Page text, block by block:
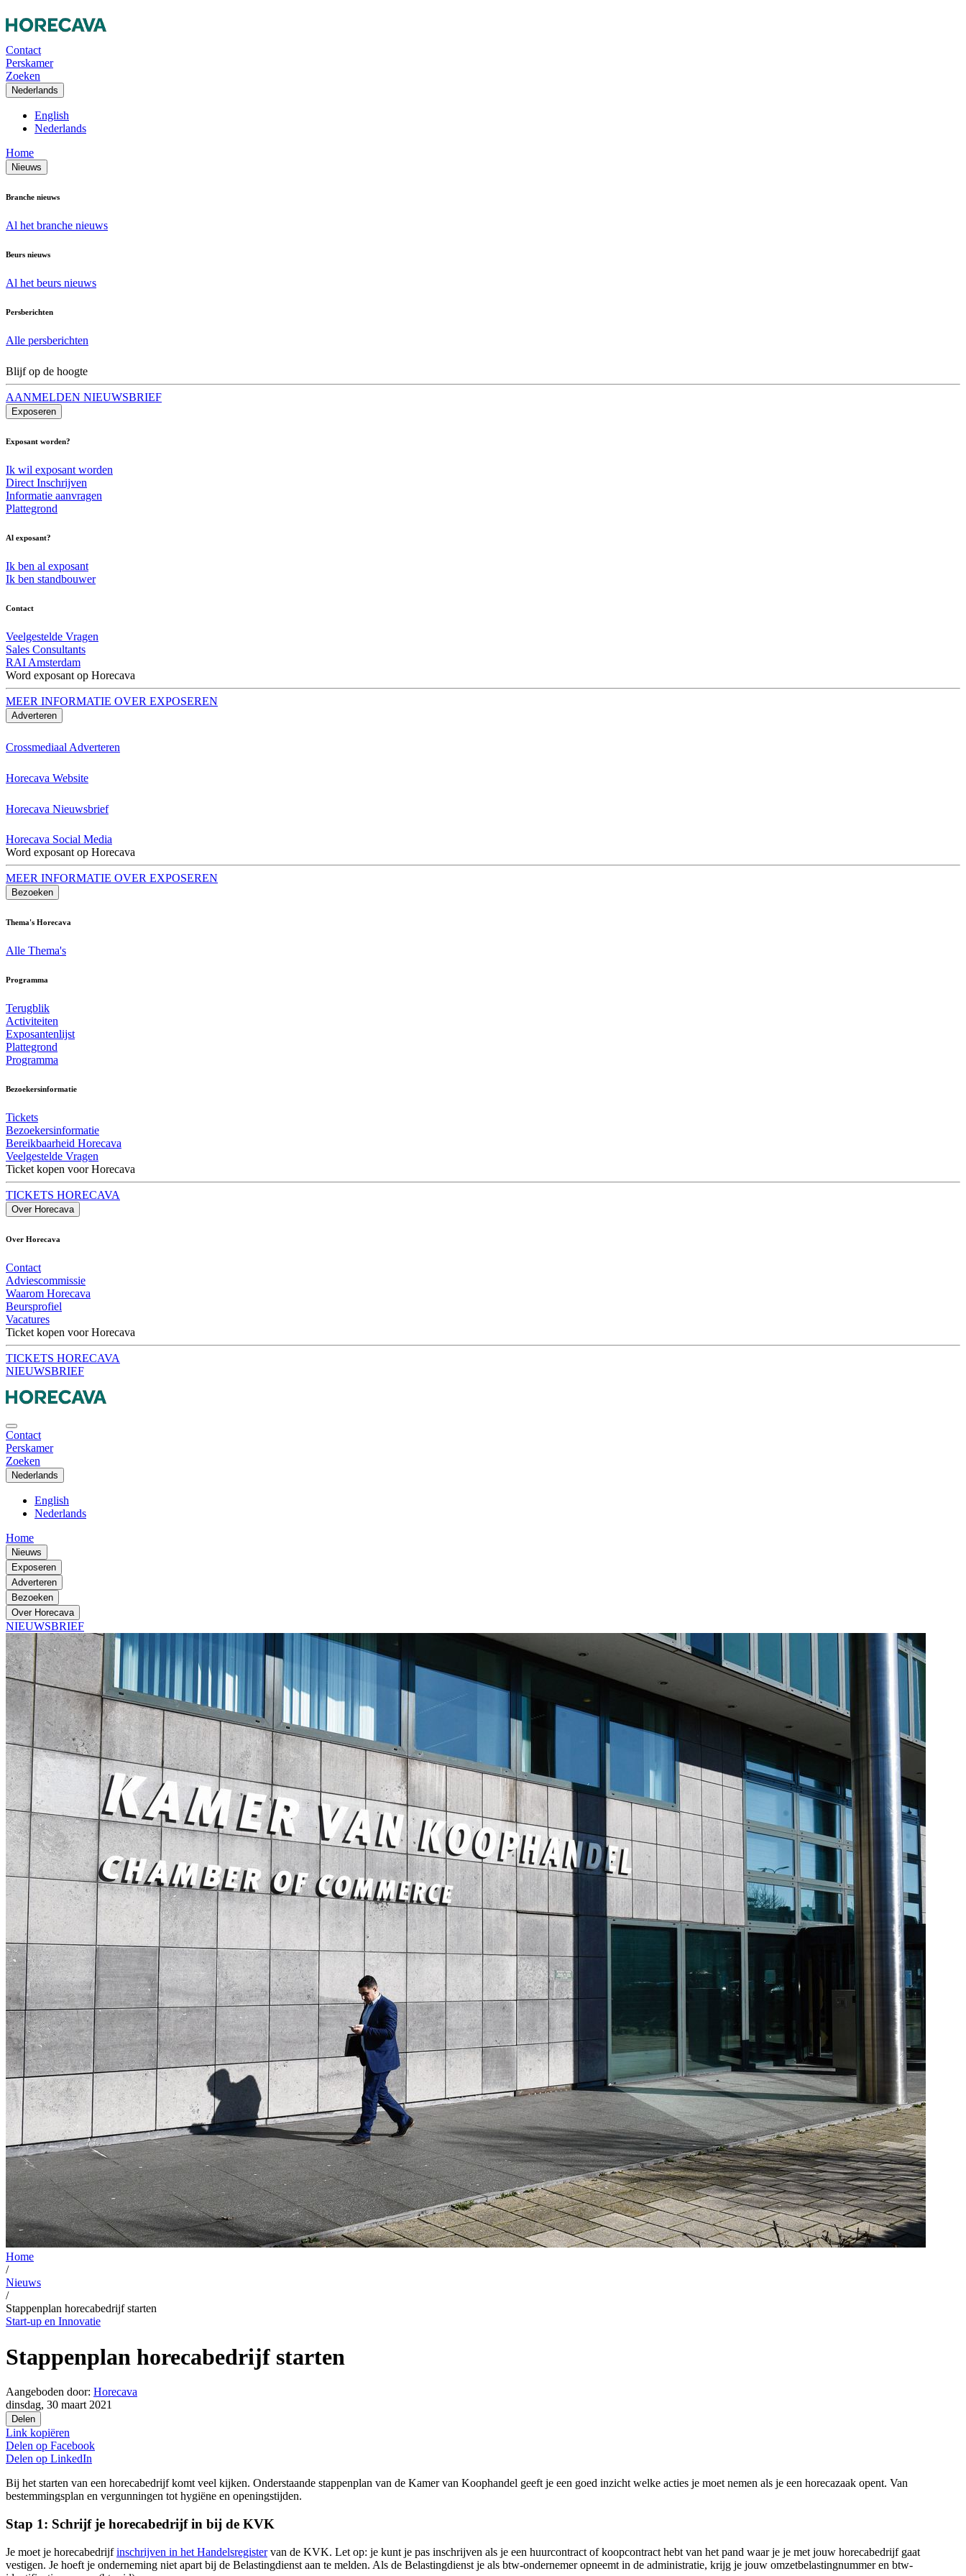
Contact
Perskamer
Zoeken
Nederlands
English
Nederlands
Home
Nieuws
Branche nieuws
Al het branche nieuws
Beurs nieuws
Al het beurs nieuws
Persberichten
Alle persberichten
Blijf op de hoogte
AANMELDEN NIEUWSBRIEF
Exposeren
Exposant worden?
Ik wil exposant worden
Direct Inschrijven
Informatie aanvragen
Plattegrond
Al exposant?
Ik ben al exposant
Ik ben standbouwer
Contact
Veelgestelde Vragen
Sales Consultants
RAI Amsterdam
Word exposant op Horecava
MEER INFORMATIE OVER EXPOSEREN
Adverteren
Crossmediaal Adverteren
Horecava Website
Horecava Nieuwsbrief
Horecava Social Media
Word exposant op Horecava
MEER INFORMATIE OVER EXPOSEREN
Bezoeken
Thema's Horecava
Alle Thema's
Programma
Terugblik
Activiteiten
Exposantenlijst
Plattegrond
Programma
Bezoekersinformatie
Tickets
Bezoekersinformatie
Bereikbaarheid Horecava
Veelgestelde Vragen
Ticket kopen voor Horecava
TICKETS HORECAVA
Over Horecava
Over Horecava
Contact
Adviescommissie
Waarom Horecava
Beursprofiel
Vacatures
Ticket kopen voor Horecava
TICKETS HORECAVA
NIEUWSBRIEF
Contact
Perskamer
Zoeken
Nederlands
English
Nederlands
Home
Nieuws
Exposeren
Adverteren
Bezoeken
Over Horecava
NIEUWSBRIEF
Home
/
Nieuws
/
Stappenplan horecabedrijf starten
Start-up en Innovatie
Stappenplan horecabedrijf starten
Aangeboden door: Horecava
dinsdag, 30 maart 2021
Delen
Link kopiëren
Delen op Facebook
Delen op LinkedIn
Bij het starten van een horecabedrijf komt veel kijken. Onderstaande stappenplan van de Kamer van Koophandel geeft je een goed inzicht welke acties je moet nemen als je een horecazaak opent. Van
bestemmingsplan en vergunningen tot hygiëne en openingstijden.
Stap 1: Schrijf je horecabedrijf in bij de KVK
Je moet je horecabedrijfinschrijven in het Handelsregistervan de KVK. Let op: je kunt je pas inschrijven als je een huurcontract of koopcontract hebt van het pand waar je je met jouw horecabedrijf gaat
vestigen. Je hoeft je onderneming niet apart bij de Belastingdienst aan te melden. Als de Belastingdienst je als btw-ondernemer opneemt in de administratie, krijg je jouw omzetbelastingnummer en btw-